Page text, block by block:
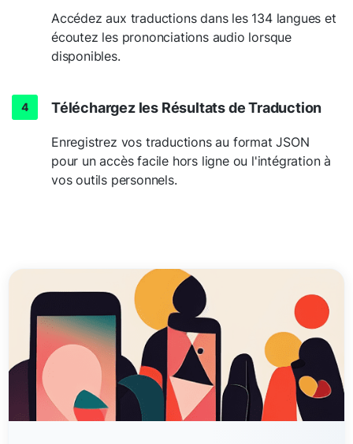
Accédez aux traductions dans les 134 langues et
écoutez les prononciations audio lorsque
disponibles.
Téléchargez les Résultats de Traduction
Enregistrez vos traductions au format JSON
pour un accès facile hors ligne ou l'intégration à
vos outils personnels.